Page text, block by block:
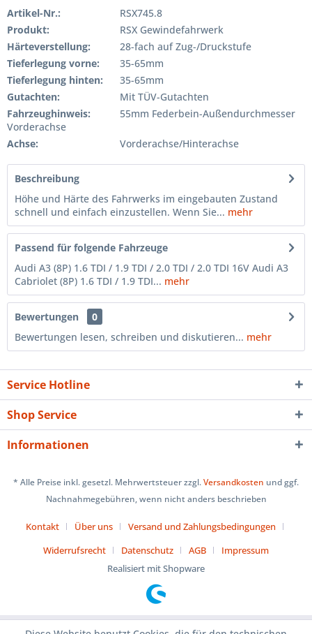
Artikel-Nr.:
RSX745.8
Produkt:
RSX Gewindefahrwerk
Härteverstellung:
28-fach auf Zug-/Druckstufe
Tieferlegung vorne:
35-65mm
Tieferlegung hinten:
35-65mm
Gutachten:
Mit TÜV-Gutachten
Fahrzeughinweis:
55mm Federbein-Außendurchmesser
Vorderachse
Achse:
Vorderachse/Hinterachse
Beschreibung
Höhe und Härte des Fahrwerks im eingebauten Zustand
schnell und einfach einzustellen. Wenn Sie... mehr
Passend für folgende Fahrzeuge
Audi A3 (8P) 1.6 TDI / 1.9 TDI / 2.0 TDI / 2.0 TDI 16V Audi A3
Cabriolet (8P) 1.6 TDI / 1.9 TDI... mehr
Bewertungen
0
Bewertungen lesen, schreiben und diskutieren... mehr
Service Hotline
Shop Service
Informationen
* Alle Preise inkl. gesetzl. Mehrwertsteuer zzgl.Versandkosten und ggf.
Nachnahmegebühren, wenn nicht anders beschrieben
Kontakt Über uns
Versand und Zahlungsbedingungen
Widerrufsrecht
Datenschutz AGB
Impressum
Realisiert mit Shopware